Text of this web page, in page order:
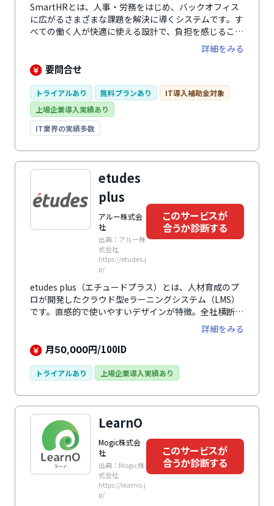
SmartHRとは、人事・労務をはじめ、バックオフィス
に広がるさまざまな課題を解決に導くシステムです。す
べての働く人が快適に使える設計で、負担を感じること
なく、入退社手続きや年末調整、勤怠管理、人事評価業
務など、人事・労務に関わる幅広い業務を効率化しま
す。 さらに、業務の中で自然に蓄まる正確な従業員デ
を向上。 毎日の負担を減らしながら従業員の力を引き
出し、組織の生産性向上と持続的な成果を創出する戦略
人事を実現します。
詳細をみる
要問合せ
トライアルあり 無料プランあり
IT導入補助金対象
上場企業導入実績あり
IT業界の実績多数
etudes
plus
アルー株式会
社
出典：アルー株
式会社
https://etudes.j
p/
このサービスが
合うか診断する
etudes plus（エチュードプラス）とは、人材育成のプ
ロが開発したクラウド型eラーニングシステム（LMS）
です。直感的で使いやすいデザインが特徴。全社横断で
部門・部署をまたがる利用にも対応可能です。セキュリ
ティ体制も万全で、安心して利用できます。社内教育だ
けでなく、eラーニングビジネスのプラットフォームと
詳細をみる
月50,000円/100ID
トライアルあり 上場企業導入実績あり
LearnO
Mogic株式会
社
出典：Mogic株
式会社
https://learno.j
p/
このサービスが
合うか診断する